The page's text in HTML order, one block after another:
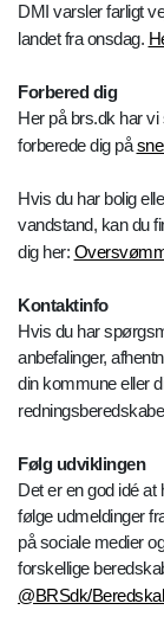
DMI varsler farligt
landet fra onsdag.
Forbered dig
Her på brs.dk har vi
forberede dig på
Hvis du har bolig
vandstand, kan du
dig her:
Kontaktinfo
Hvis du har
anbefalinger,
din kommune eller
Følg udviklingen
Det er en god idé at
følge udmeldinger
på sociale medier
forskellige
@BRSdk/